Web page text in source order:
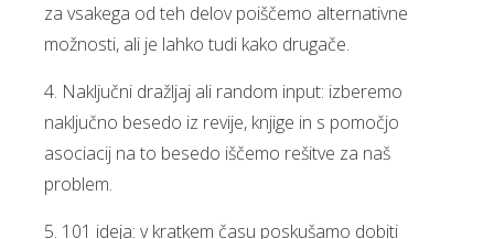
za vsakega od teh delov poiščemo alternativne
možnosti, ali je lahko tudi kako drugače.
4. Naključni dražljaj ali random input: izberemo
naključno besedo iz revije, knjige in s pomočjo
asociacij na to besedo iščemo rešitve za naš
problem.
5. 101 ideja: v kratkem času poskušamo dobiti